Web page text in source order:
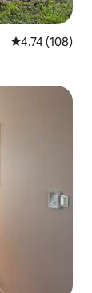
レビュー108
4.74 (108)